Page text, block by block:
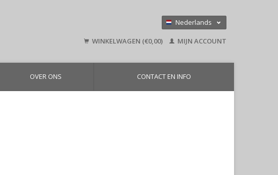
Nederlands
English
WINKELWAGEN (€0,00) MIJN ACCOUNT
OVER ONS CONTACT EN INFO